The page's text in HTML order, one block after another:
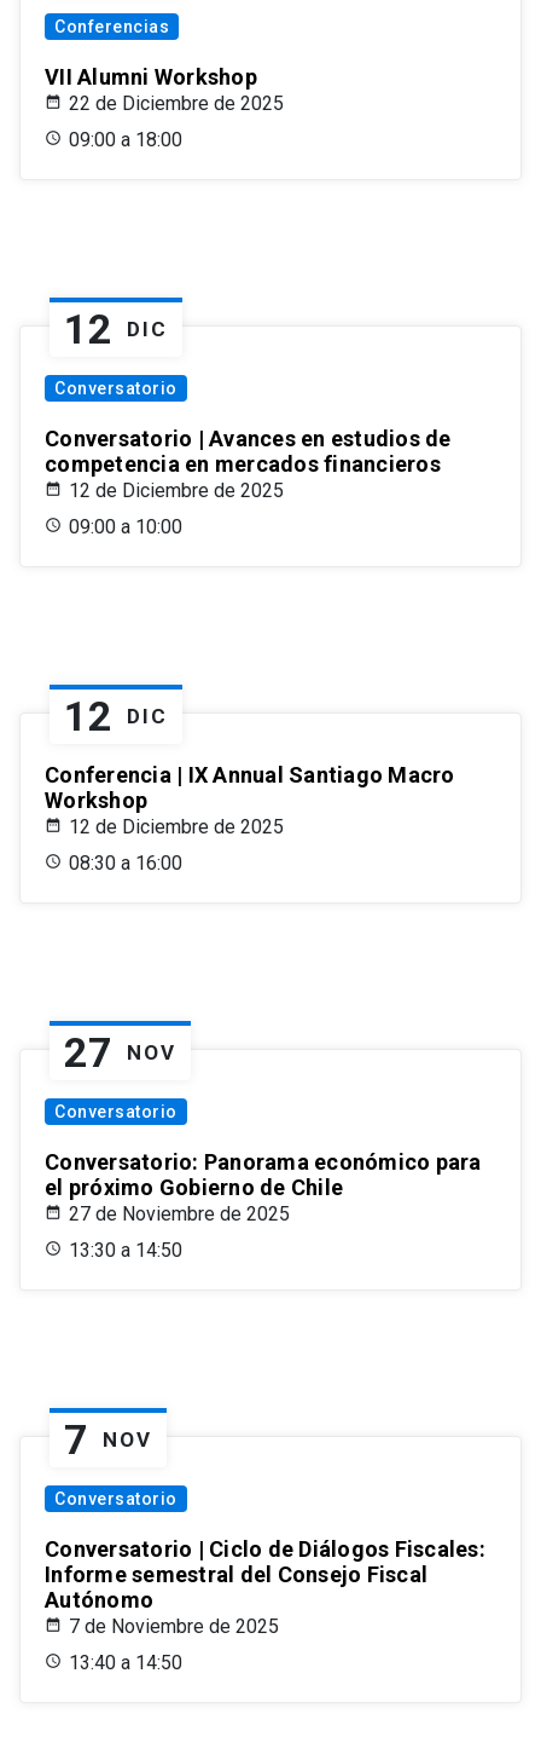
Conferencias
VII Alumni Workshop
22 de Diciembre de 2025
09:00 a 18:00
12 DIC
Conversatorio
Conversatorio | Avances en estudios de
competencia en mercados financieros
12 de Diciembre de 2025
09:00 a 10:00
12 DIC
Conferencia | IX Annual Santiago Macro
Workshop
12 de Diciembre de 2025
08:30 a 16:00
27 NOV
Conversatorio
Conversatorio: Panorama económico para
el próximo Gobierno de Chile
27 de Noviembre de 2025
13:30 a 14:50
7 NOV
Conversatorio
Conversatorio | Ciclo de Diálogos Fiscales:
Informe semestral del Consejo Fiscal
Autónomo
7 de Noviembre de 2025
13:40 a 14:50